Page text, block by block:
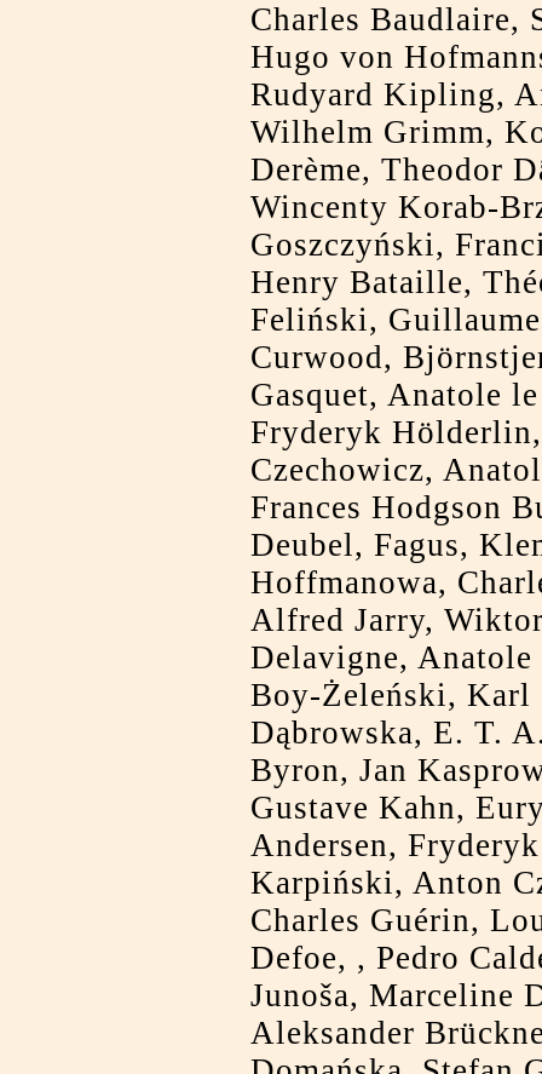
Charles Baudlaire,
Hugo von
Rudyard Kipling,
Wilhelm Grimm,
Derème, Theodor
Wincenty Korab-
Goszczyński,
Henry Bataille,
Feliński,
Curwood,
Gasquet, Anatole
Fryderyk
Czechowicz,
Frances Hodgson
Deubel, Fagus,
Hoffmanowa,
Alfred Jarry,
Delavigne, Anatole
Boy-Żeleński,
Dąbrowska, E. T.
Byron, Jan
Gustave Kahn,
Andersen,
Karpiński, Anton
Charles Guérin,
Defoe, , Pedro
Junoša, Marceline
Aleksander